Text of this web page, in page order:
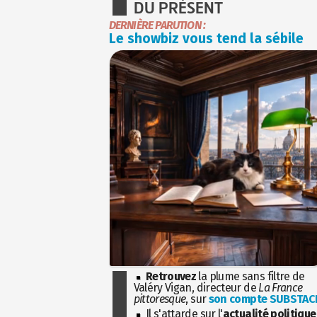
DU PRÉSENT
DERNIÈRE PARUTION :
Le showbiz vous tend la sébile
Retrouvez la plume sans filtre de
Valéry Vigan, directeur de La France
pittoresque, surson compte
Il s'attarde sur l'actualité politique